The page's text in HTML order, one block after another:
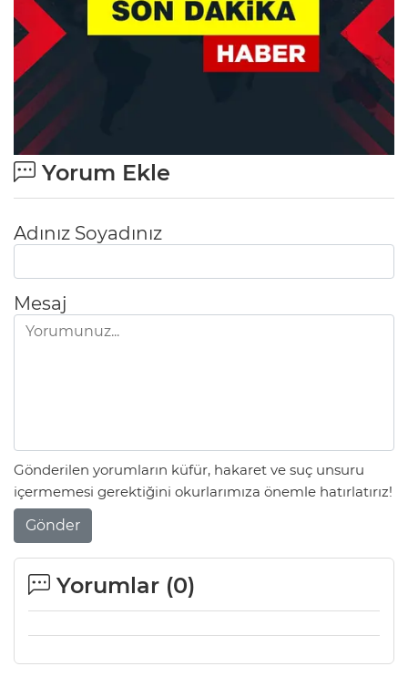
Yorum Ekle
Adınız Soyadınız
Mesaj
Gönderilen yorumların küfür, hakaret ve suç unsuru
içermemesi gerektiğini okurlarımıza önemle hatırlatırız!
Gönder
Yorumlar (0)